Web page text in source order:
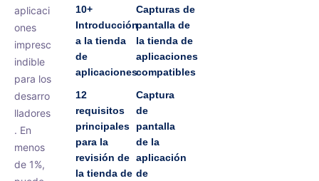
aplicaci
ones
impresc
indible
para los
desarro
lladores
. En
menos
de 1%,
10+
Introducción
a la tienda
de
aplicaciones
12
requisitos
principales
para la
revisión de
la tienda de
Capturas de
pantalla de
la tienda de
aplicaciones
compatibles
Captura
de
pantalla
de la
aplicación
de